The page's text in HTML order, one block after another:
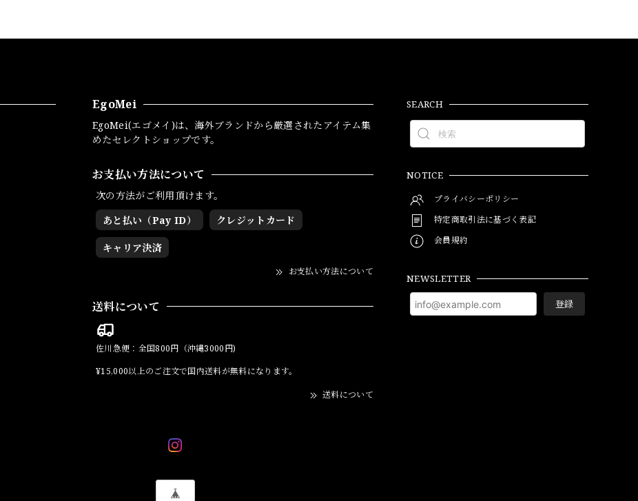
EgoMei
EgoMei(エゴメイ)は、海外ブランドから厳選されたアイテム集
めたセレクトショップです。
お支払い方法について
次の方法がご利用頂けます。
あと払い（Pay ID）
クレジットカード
キャリア決済
お支払い方法について
送料について
佐川急便：全国800円（沖縄3000円)
¥15,000以上のご注文で国内送料が無料になります。
送料について
SEARCH
NOTICE
プライバシーポリシー
特定商取引法に基づく表記
会員規約
NEWSLETTER
登録